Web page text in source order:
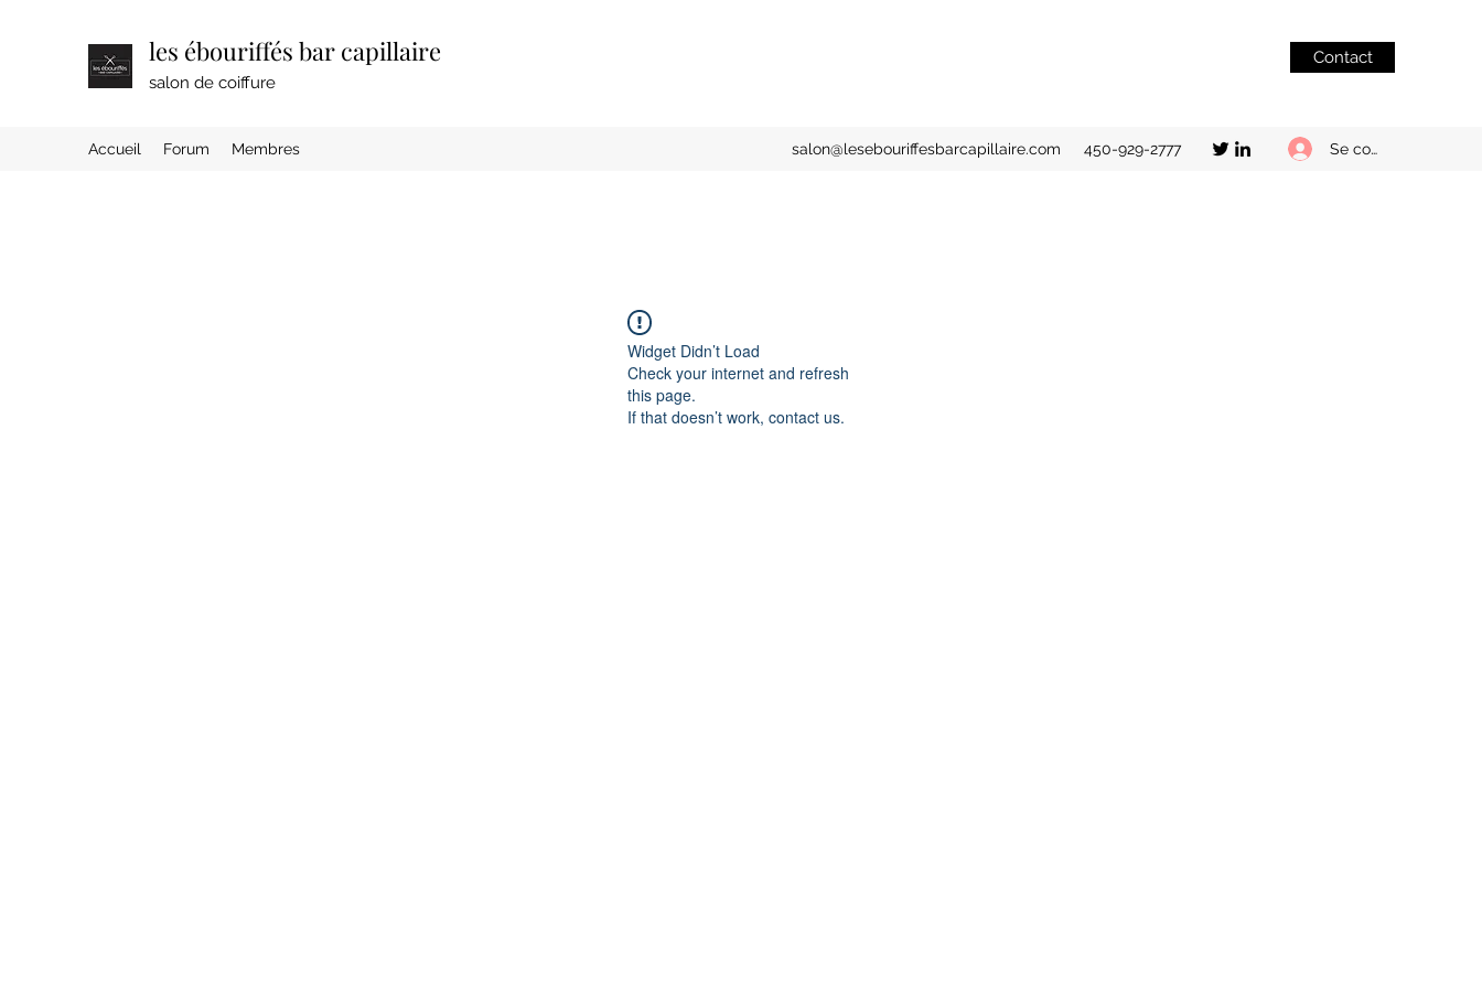
les ébouriffés bar capillaire
salon de coiffure
Contact
Accueil Forum Membres salon@lesebouriffesbarcapillaire.com 450-929-2777 Se connecter
Widget Didn’t Load
Check your internet and refresh
this page.
If that doesn’t work, contact us.